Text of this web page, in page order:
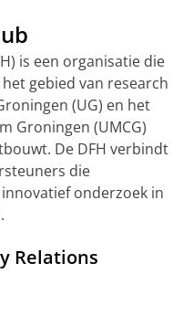
is een organisatie die
gebied van research
(UG) en het
Groningen (UMCG)
De DFH verbindt
die
onderzoek in
Relations